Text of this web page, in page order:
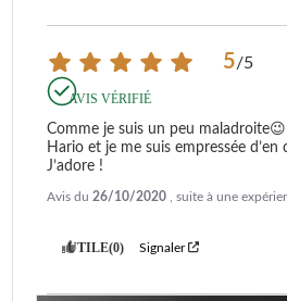
5/5
AVIS VÉRIFIÉ
Comme je suis un peu maladroite😉
Hario et je me suis empressée
J’adore !
Avis du 26/10/2020 , suite à une
UTILE(0) Signaler